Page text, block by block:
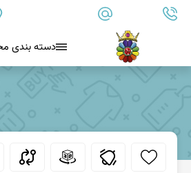
09179890157
info@goharanshop.com
دسته بندی